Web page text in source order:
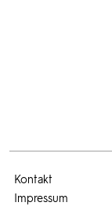
Kontakt
Impressum